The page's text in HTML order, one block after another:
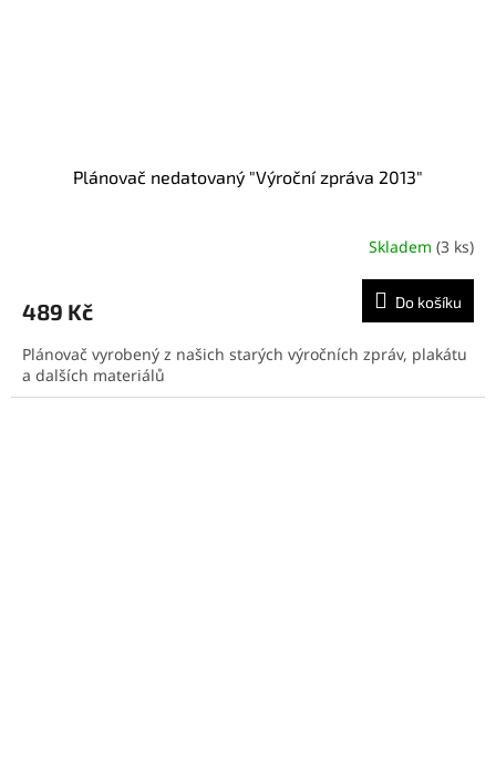
Plánovač nedatovaný "Výroční zpráva 2013"
Skladem (3 ks)
489 Kč Do košíku
Plánovač vyrobený z našich starých výročních zpráv, plakátu
a dalších materiálů